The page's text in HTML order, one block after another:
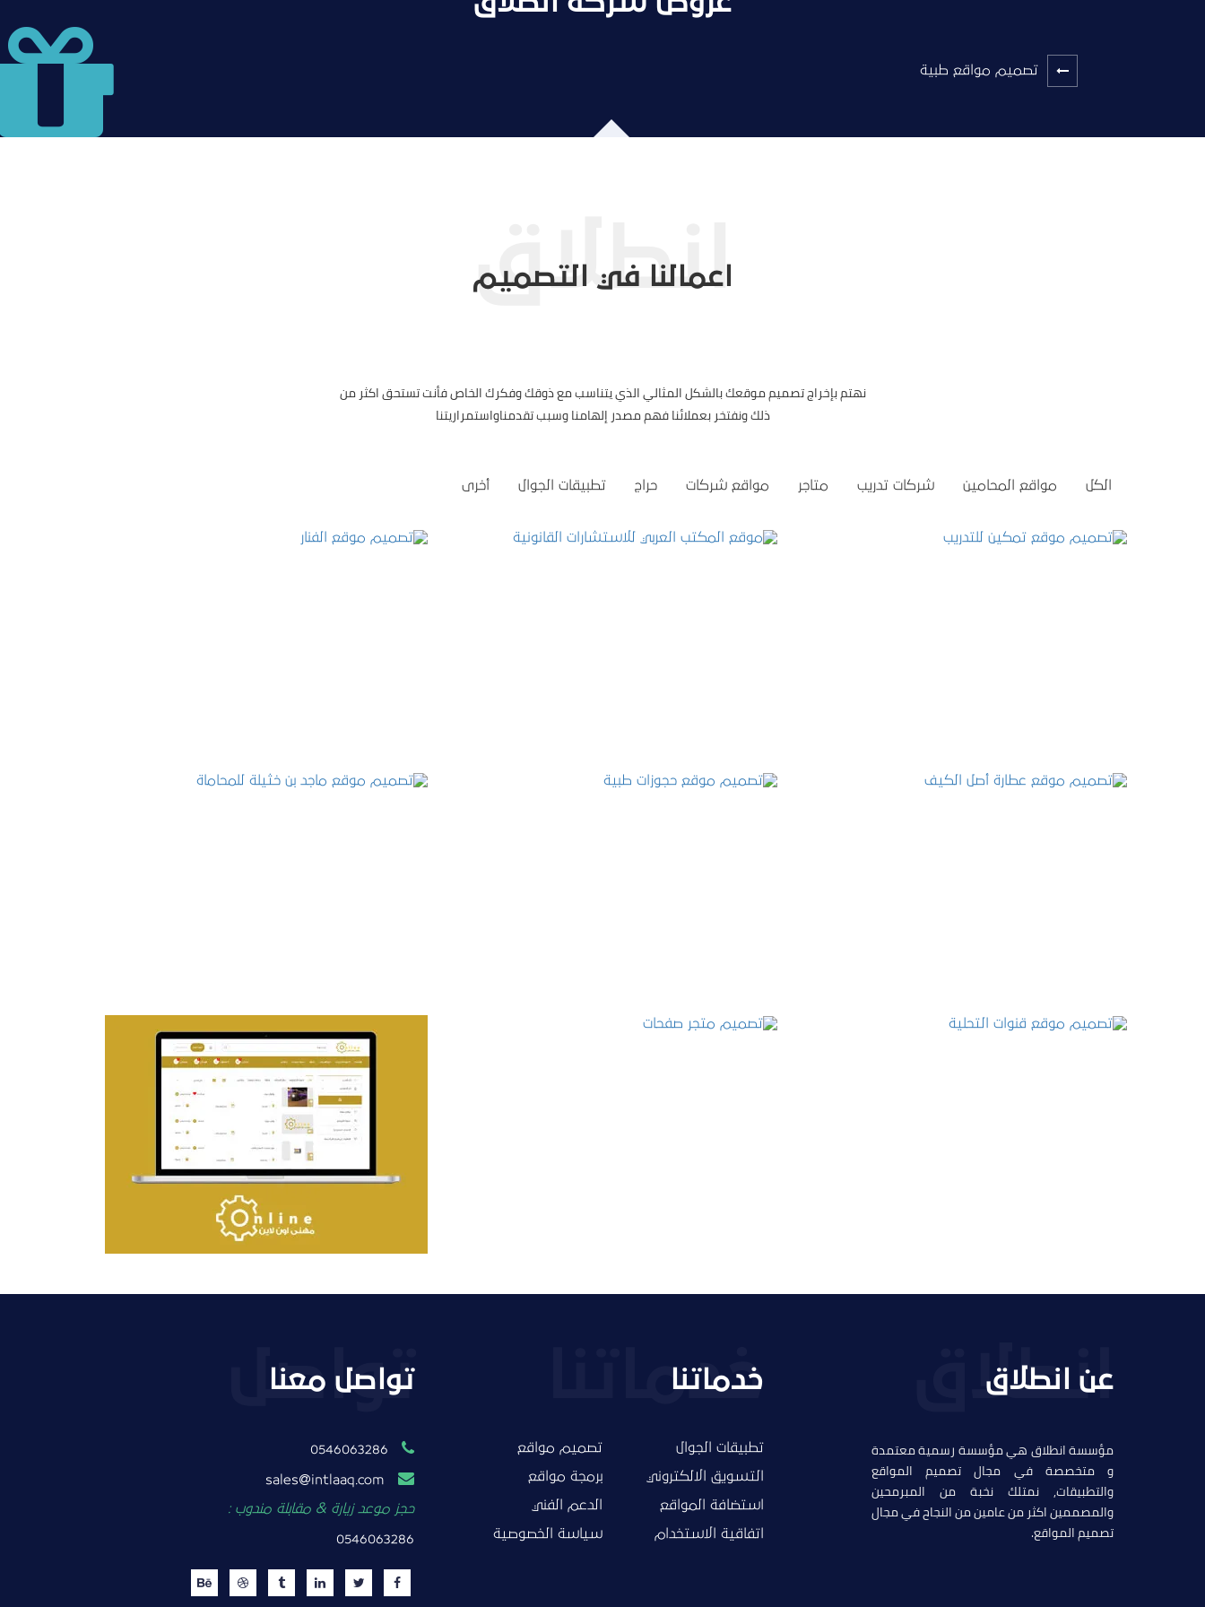
تصميم مواقع طبية
اعمالنا في التصميم
نهتم بإخراج تصميم موقعك بالشكل المثالي الذي يتناسب مع ذوقك وفكرك الخاص فأنت تستحق اكثر من
ذلك ونفتخر بعملائنا فهم مصدر إلهامنا وسبب تقدمناواستمراريتنا
الكل مواقع المحامين شركات تدريب متاجر مواقع شركات حراج تطبيقات الجوال أخرى
تصميم حراج مهنى
التفاصيل
عن انطلاق
مؤسسة انطلاق هي مؤسسة رسمية معتمدة
و متخصصة في مجال تصميم المواقع
والتطبيقات, نمتلك نخبة من المبرمحين
والمصممين اكثر من عامين من النجاح في مجال
تصميم المواقع.
خدماتنا
تطبيقات الجوال تصميم مواقع
التسويق الالكتروني برمجة مواقع
استضافة المواقع الدعم الفني
اتفاقية الاستخدام سياسة الخصوصية
تواصل معنا
0546063286
intlaaq.com
حجز موعد زيارة & مقابلة مندوب :
0546063286